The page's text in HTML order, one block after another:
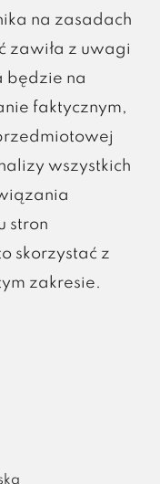
na zasadach
zawiła z uwagi
będzie na
faktycznym,
wszystkich
stron
skorzystać z
zakresie.